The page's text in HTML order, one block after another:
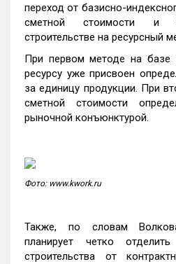
переход от базисно-
сметной стоимости и
строительстве на ресурсный
При первом методе на базе
ресурсу уже присвоен
за единицу продукции. При
сметной стоимости
рыночной конъюнктурой.
Фото: www.kwork.ru
Также, по словам
планирует четко
строительства от